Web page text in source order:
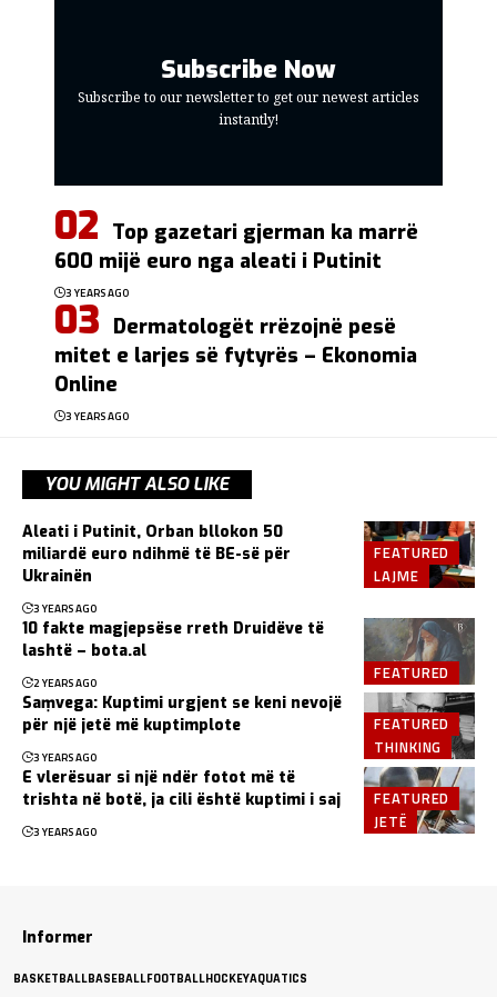
Subscribe Now
Subscribe to our newsletter to get our newest articles
instantly!
Top gazetari gjerman ka marrë
600 mijë euro nga aleati i Putinit
3 YEARS AGO
Dermatologët rrëzojnë pesë
mitet e larjes së fytyrës – Ekonomia
Online
3 YEARS AGO
YOU MIGHT ALSO LIKE
FEATURED
LAJME
Aleati i Putinit, Orban bllokon 50
miliardë euro ndihmë të BE-së për
Ukrainën
3 YEARS AGO
FEATURED
10 fakte magjepsëse rreth Druidëve të
lashtë – bota.al
2 YEARS AGO
FEATURED
THINKING
Saṃvega: Kuptimi urgjent se keni nevojë
për një jetë më kuptimplote
3 YEARS AGO
FEATURED
JETË
E vlerësuar si një ndër fotot më të
trishta në botë, ja cili është kuptimi i saj
3 YEARS AGO
Informer
BASKETBALLBASEBALLFOOTBALLHOCKEYAQUATICS